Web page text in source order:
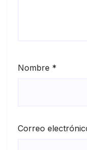
Nombre *
Correo